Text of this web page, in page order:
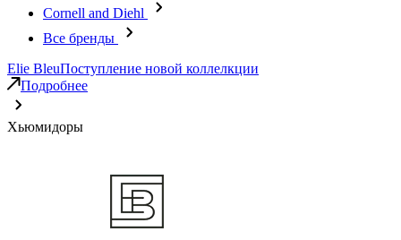
Cornell and Diehl
Все бренды
Elie BleuПоступление новой коллелкции
Подробнее
Хьюмидоры